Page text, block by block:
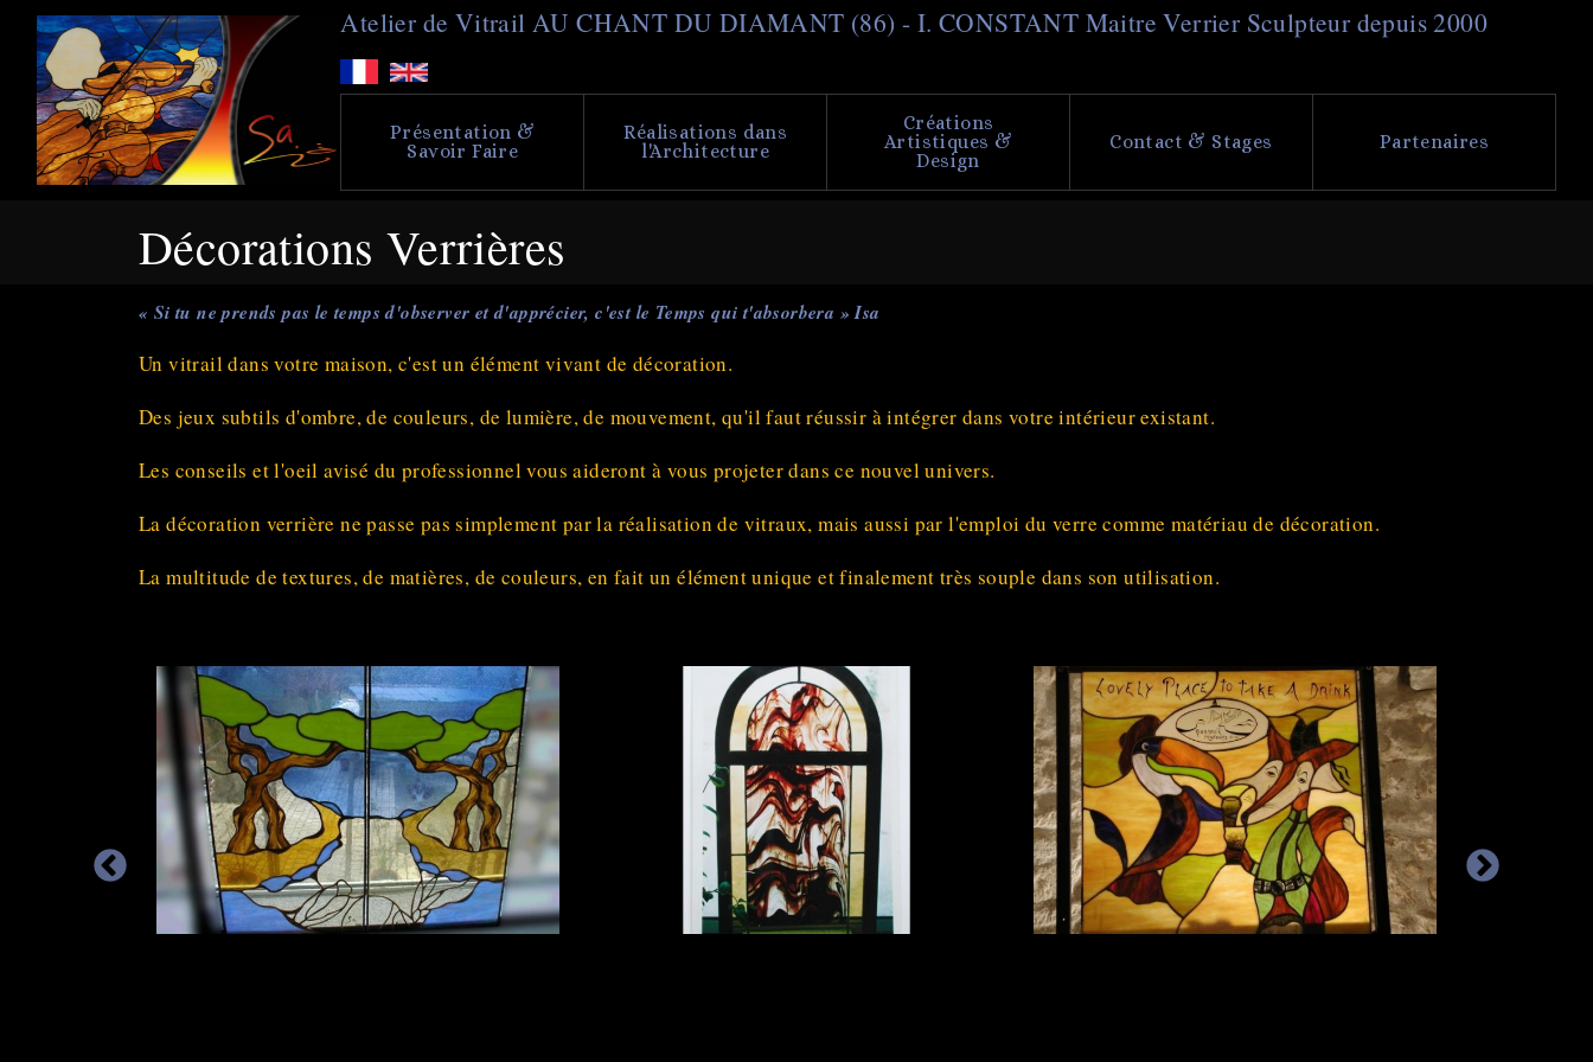
Aller
Atelier de Vitrail AU CHANT DU DIAMANT (86) - I. CONSTANT MaitreVerrier Sculpteur depuis 2000
Présentation &
Savoir Faire
Réalisations dans
l'Architecture
Créations
Artistiques &
Design
Contact & Stages Partenaires
Décorations Verrières
« Si tu ne prends pas le temps d'observer et d'apprécier, c'est le Temps qui t'absorbera » Isa
Un vitrail dans votre maison, c'est un élément vivant de décoration.
Des jeux subtils d'ombre, de couleurs, de lumière, de mouvement, qu'il faut réussir à intégrer dans votre intérieur existant.
Les conseils et l'oeil avisé du professionnel vous aideront à vous projeter dans ce nouvel univers.
La décoration verrière ne passe pas simplement par la réalisation de vitraux, mais aussi par l'emploi du verre comme matériau de décoration.
La multitude de textures, de matières, de couleurs, en fait un élément unique et finalement très souple dans son utilisation.